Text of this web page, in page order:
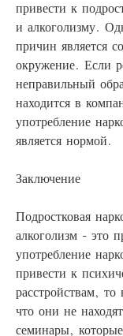
привести к
и алкоголизму.
причин является
окружение. Если
неправильный
находится в
употребление
является нормой.
Заключение
Подростковая
алкоголизм - это
употребление
привести к
расстройствам, то
что они не
семинары,